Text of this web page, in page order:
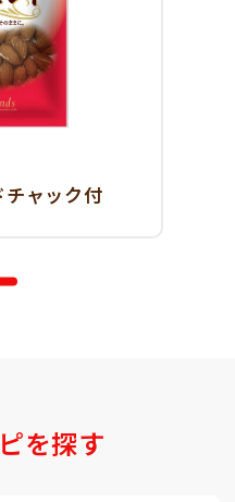
ャック付
を探す